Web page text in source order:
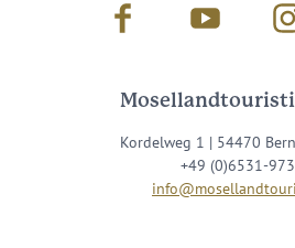
Facebook Youtube
Kordelweg 1 | 54470
+49 (0)6531-